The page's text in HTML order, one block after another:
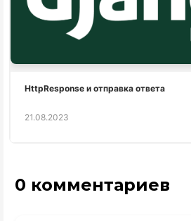
HttpResponse и отправка ответа
21.08.2023
0 комментариев